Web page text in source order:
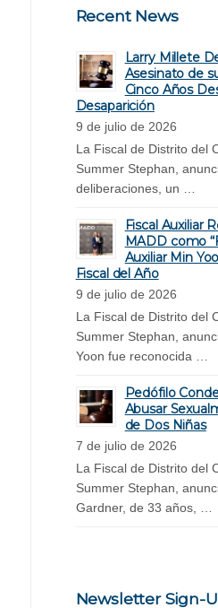
Recent News
Larry Millete
Asesinato de
Cinco Años
Desaparición
9 de julio de 2026
La Fiscal de Distrito del
Summer Stephan,
deliberaciones, un …
Fiscal Auxiliar
MADD como
Auxiliar Min
Fiscal del Año
9 de julio de 2026
La Fiscal de Distrito del
Summer Stephan,
Yoon fue reconocida …
Pedófilo
Abusar
de Dos Niñas
7 de julio de 2026
La Fiscal de Distrito del
Summer Stephan,
Gardner, de 33 años, …
Newsletter Sign-